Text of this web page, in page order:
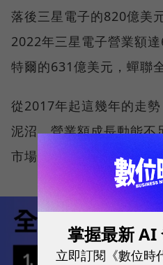
落後三星電子的820億美
2022年三星電子營業額
特爾的631億美元，蟬聯
從2017年起這幾年的走
泥沼，營業額成長動能不
市場不錯，三星營業額就
掌握最新 AI
立即訂閱《數位時